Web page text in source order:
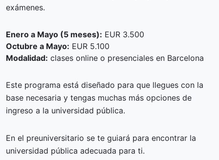
exámenes.
Enero a Mayo (5 meses): EUR 3.500
Octubre a Mayo: EUR 5.100
Modalidad: clases online o presenciales en Barcelona
Este programa está diseñado para que llegues con la
base necesaria y tengas muchas más opciones de
ingreso a la universidad pública.
En el preuniversitario se te guiará para encontrar la
universidad pública adecuada para ti.